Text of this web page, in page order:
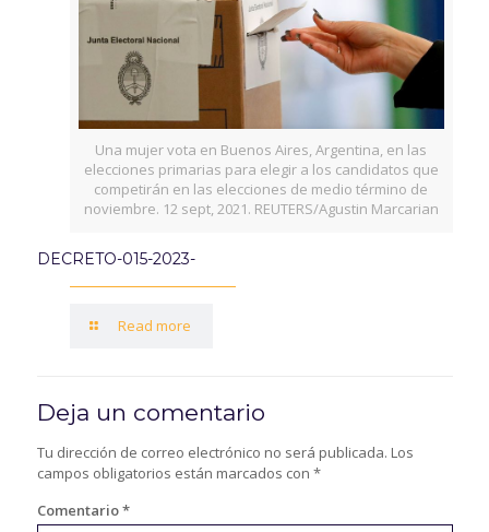
Una mujer vota en Buenos Aires, Argentina, en las
elecciones primarias para elegir a los candidatos que
competirán en las elecciones de medio término de
noviembre. 12 sept, 2021. REUTERS/Agustin Marcarian
DECRETO-015-2023-
Read more
Deja un comentario
Tu dirección de correo electrónico no será publicada. Los
campos obligatorios están marcados con *
Comentario*